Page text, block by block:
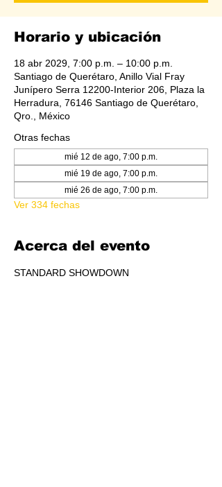
Horario y ubicación
18 abr 2029, 7:00 p.m. – 10:00 p.m.
Santiago de Querétaro, Anillo Vial Fray
Junípero Serra 12200-Interior 206, Plaza la
Herradura, 76146 Santiago de Querétaro,
Qro., México
Otras fechas
mié 12 de ago, 7:00 p.m.
mié 19 de ago, 7:00 p.m.
mié 26 de ago, 7:00 p.m.
Ver 334 fechas
Acerca del evento
STANDARD SHOWDOWN